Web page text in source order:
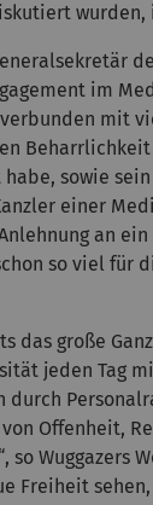
im
mit
sowie
einer
an
so viel für
das große
jeden Tag
durch
Offenheit,
so Wuggazers
Freiheit